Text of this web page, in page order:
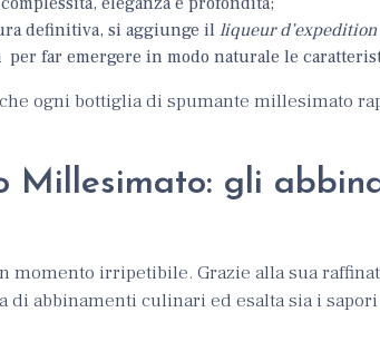
definitiva, si aggiunge illiqueur d’expedition
far emergere in modo naturale le
ogni bottiglia di spumante millesimato
Millesimato: gli
irripetibile. Grazie alla sua
di abbinamenti culinari ed esalta sia i